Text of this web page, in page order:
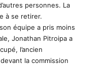
personnes. La
à se retirer.
équipe a pris moins
Jonathan Pitroipa a
l’ancien
la commission